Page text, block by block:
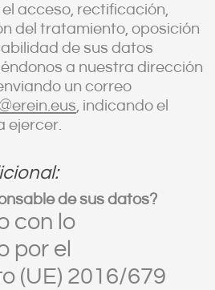
acceso, rectificación,
del tratamiento, oposición
de sus datos
a nuestra dirección
un correo
, indicando el
ejercer.
de sus datos?
con lo
por el
(UE) 2016/679